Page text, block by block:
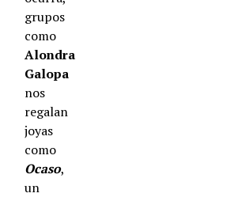
grupos
como
Alondra
Galopa
nos
regalan
joyas
como
Ocaso,
un